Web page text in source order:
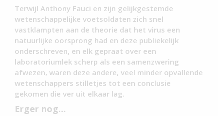
Terwijl Anthony Fauci en zijn gelijkgestemde
wetenschappelijke voetsoldaten zich snel
vastklampten aan de theorie dat het virus een
natuurlijke oorsprong had en deze publiekelijk
onderschreven, en elk gepraat over een
laboratoriumlek scherp als een samenzwering
afwezen, waren deze andere, veel minder opvallende
wetenschappers stilletjes tot een conclusie
gekomen die ver uit elkaar lag.
Erger nog…